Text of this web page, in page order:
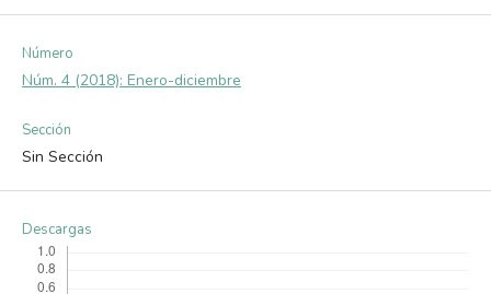
Número
Núm. 4 (2018): Enero-diciembre
Sección
Sin Sección
Descargas